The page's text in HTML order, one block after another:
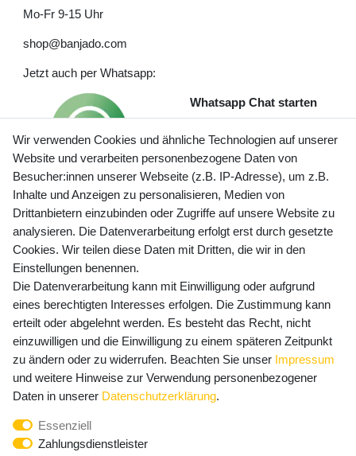
Mo-Fr 9-15 Uhr
shop@banjado.com
Jetzt auch per Whatsapp:
Whatsapp Chat starten
Preisangaben inkl. gesetzl. MwSt. und zzgl. Service- und
Versandkosten
Newsletter Anmeldung - Keine Angebote
mehr verpassen!
E-MAIL **
Newsletter
Honig
Hiermit bestätige ich, dass ich dieDaten­schutz­erklärung
widerrufen.**
Wir verwenden Cookies und ähnliche Technologien auf unserer
Website und verarbeiten personenbezogene Daten von
Besucher:innen unserer Webseite (z.B. IP-Adresse), um z.B.
Inhalte und Anzeigen zu personalisieren, Medien von
Drittanbietern einzubinden oder Zugriffe auf unsere Website zu
analysieren. Die Datenverarbeitung erfolgt erst durch gesetzte
Cookies. Wir teilen diese Daten mit Dritten, die wir in den
Einstellungen benennen.
Die Datenverarbeitung kann mit Einwilligung oder aufgrund
eines berechtigten Interesses erfolgen. Die Zustimmung kann
erteilt oder abgelehnt werden. Es besteht das Recht, nicht
einzuwilligen und die Einwilligung zu einem späteren Zeitpunkt
zu ändern oder zu widerrufen. Beachten Sie unser Impressum
und weitere Hinweise zur Verwendung personenbezogener
Daten in unserer Daten­schutz­erklärung.
Essenziell
Zahlungsdienstleister